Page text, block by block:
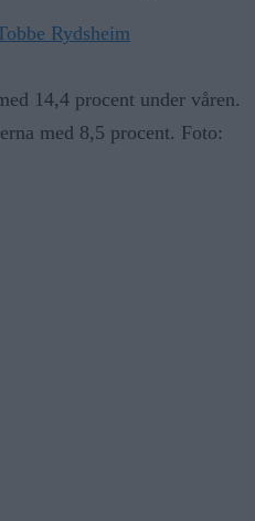
Rydsheim
14,4 procent under våren.
med 8,5 procent. Foto: